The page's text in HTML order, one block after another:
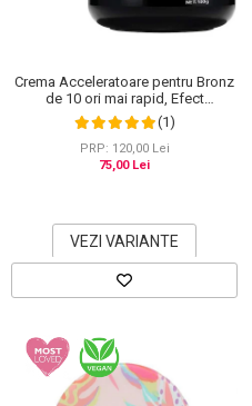
Crema Acceleratoare pentru Bronz
de 10 ori mai rapid, Efect
Intensificator, Ingrediente 100%
Naturale, Sefudun, 100 g
(1)
PRP: 120,00 Lei
75,00 Lei
VEZI VARIANTE